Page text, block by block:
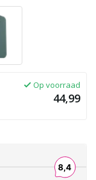
Op voorraad
44,99